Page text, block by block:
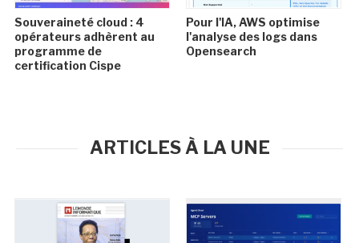
Souveraineté cloud : 4
opérateurs adhèrent au
programme de
certification Cispe
Pour l'IA, AWS optimise
l'analyse des logs dans
Opensearch
ARTICLES À LA UNE